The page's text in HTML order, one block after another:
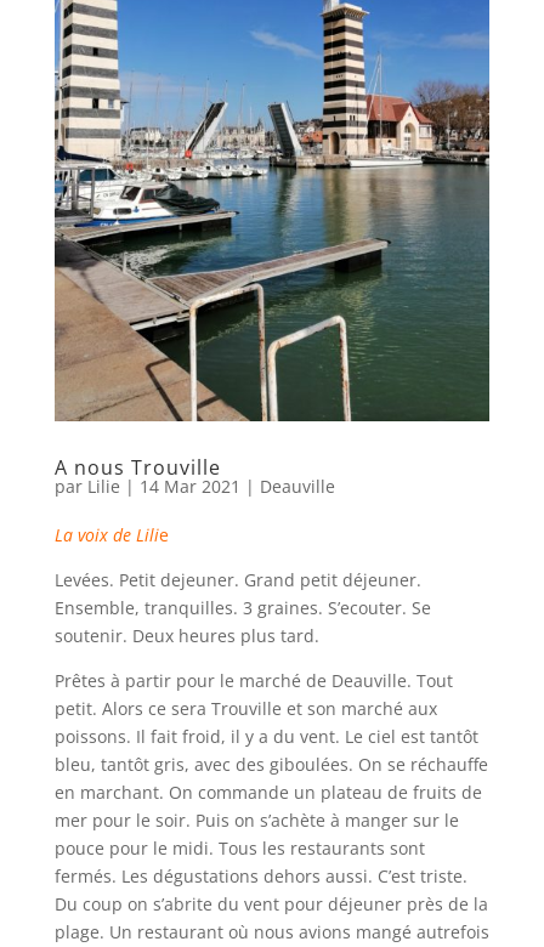
A nous Trouville
par Lilie | 14 Mar 2021 | Deauville
La voix de Lilie
Levées. Petit dejeuner. Grand petit déjeuner.
Ensemble, tranquilles. 3 graines. S’ecouter. Se
soutenir. Deux heures plus tard.
Prêtes à partir pour le marché de Deauville. Tout
petit. Alors ce sera Trouville et son marché aux
poissons. Il fait froid, il y a du vent. Le ciel est tantôt
bleu, tantôt gris, avec des giboulées. On se réchauffe
en marchant. On commande un plateau de fruits de
mer pour le soir. Puis on s’achète à manger sur le
pouce pour le midi. Tous les restaurants sont
fermés. Les dégustations dehors aussi. C’est triste.
Du coup on s’abrite du vent pour déjeuner près de la
plage. Un restaurant où nous avions mangé autrefois